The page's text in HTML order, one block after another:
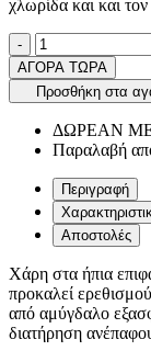
χλωρίδα και και
Ποσότητα
-
ΑΓΟΡΑ ΤΩΡΑ
Προσθήκη στα
ΔΩΡΕΑΝ
Παραλαβή
Περιγραφή
Αποστολές
Xάρη στα ήπια
προκαλεί
από αμύγδαλο
διατήρηση